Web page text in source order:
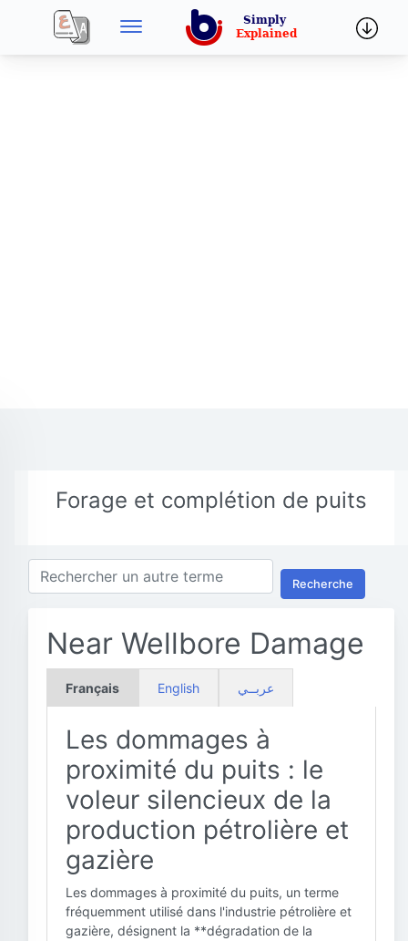
Forage et complétion de puits
Recherche
Near Wellbore Damage
Français English عربــي
Les dommages à
proximité du puits : le
voleur silencieux de la
production pétrolière et
gazière
Les dommages à proximité du puits, un terme
fréquemment utilisé dans l'industrie pétrolière et
gazière, désignent la **dégradation de la